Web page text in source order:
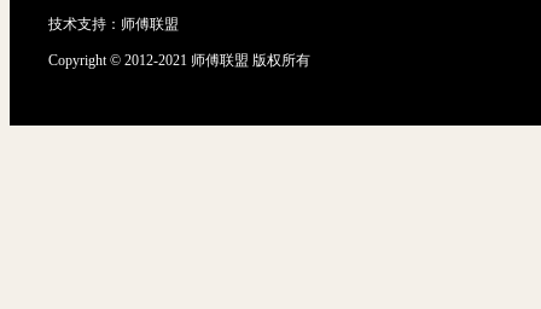
技术支持： 师傅联盟
Copyright © 2012-2021 师傅联盟 版权所有